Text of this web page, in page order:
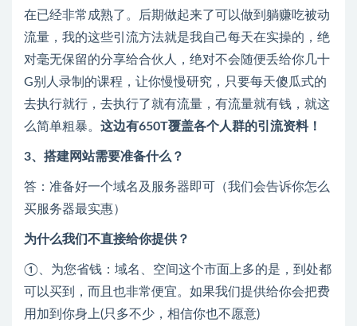
在已经非常成熟了。后期做起来了可以做到躺赚吃被动
流量，我的这些引流方法就是我自己每天在实操的，绝
对毫无保留的分享给合伙人，绝对不会随便丢给你几十
G别人录制的课程，让你慢慢研究，只要每天傻瓜式的
去执行就行，去执行了就有流量，有流量就有钱，就这
么简单粗暴。 这边有650T覆盖各个人群的引流资料！
3、搭建网站需要准备什么？
答：准备好一个域名及服务器即可（我们会告诉你怎么
买服务器最实惠）
为什么我们不直接给你提供？
①、为您省钱：域名、空间这个市面上多的是，到处都
可以买到，而且也非常便宜。如果我们提供给你会把费
用加到你身上(只多不少，相信你也不愿意)